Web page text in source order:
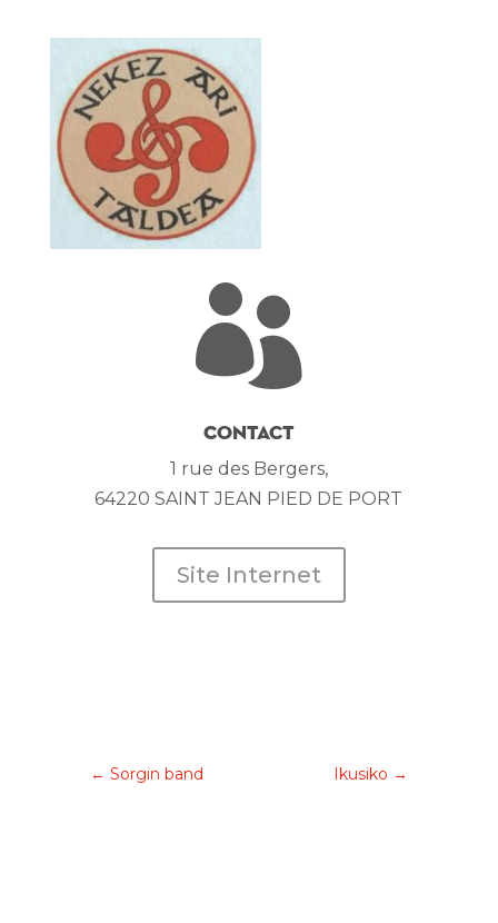

Contact
1 rue des Bergers,
64220 SAINT JEAN PIED DE PORT
Site Internet
← Sorgin band Ikusiko →